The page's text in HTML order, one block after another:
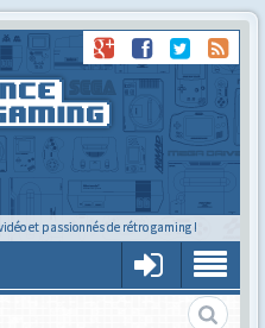
et passionnés de rétro gaming !